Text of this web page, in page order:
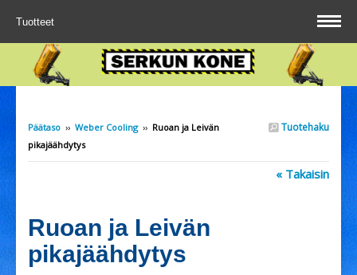
Tuotteet
Tuotehaku
Päätaso ›› Weber Cooling›› Ruoan ja Leivän
pikajäähdytys
« Takaisin
Ruoan ja Leivän
pikajäähdytys